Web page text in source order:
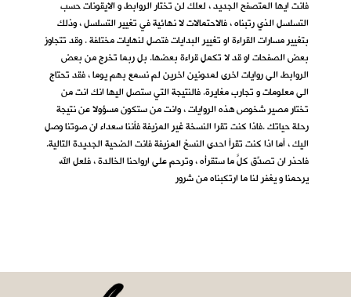
فانت ايها المتصفح الجديد ، لعلك لن تختار الروابط و الايقونات حسب
التسلسل الذي رتبناه ، فالاحتمالات لا نهائية في تغيير التسلسل ، وذلك
بتغيير مسارات القراءة او تغيير البدايات فتصل لنهايات مختلفة . وقد تتجاوز
بعض الصفحات او قد لا تكمل قراءة بعضها. بل ربما تخرج من بعض
الروابط الى روايات اخرى لمدونين اخرين لم نسمع بهم يوما ، فقد تحتاج
الى معلومات و تجارب مغايرة. فالنتيجة التي ستصل اليها انك انت من
تختار مصير شخوص هذه الروايات ، وانت من ستكون مسؤولا عن نتيجة
رحلة حياتك .فاذا كنت تقرا النسخة غير المزيفة فأننا سعداء ان صوتنا وصل
اليك ، أما اذا كنت تقرأ احدى النسخ المزيفة فانت الضحية الجديدة التالية.
فاحذر ان تصدِّق كلَّ ما ستقرأه ، وترحم على ارواحنا الخالدة ، فلعل الله
يرحمنا و يغفر لنا ما ارتكبناه من شرور